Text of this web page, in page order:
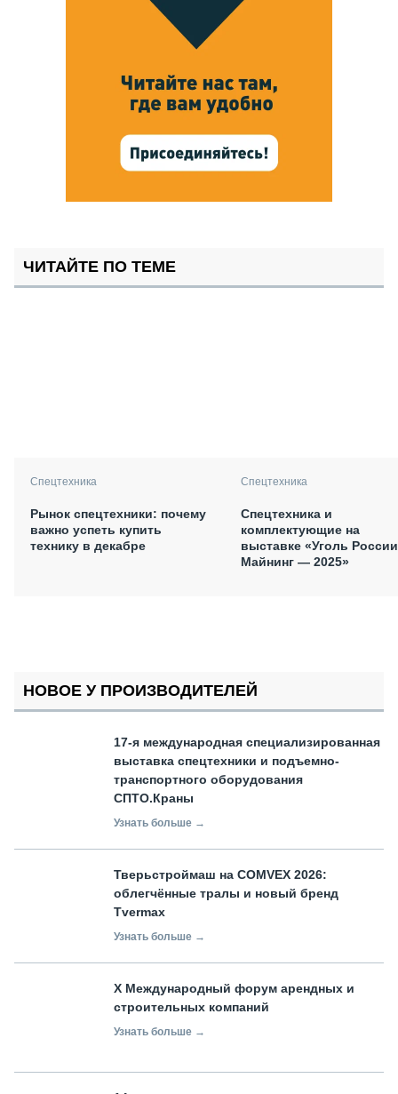
ЧИТАЙТЕ ПО ТЕМЕ
Спецтехника
Рынок спецтехники: почему
важно успеть купить
технику в декабре
Спецтехника
Спецтехника и
комплектующие на
выставке «Уголь
Майнинг — 2025»
НОВОЕ У ПРОИЗВОДИТЕЛЕЙ
17-я международная специализированная
выставка спецтехники и подъемно-
транспортного оборудования
СПТО.Краны
Узнать больше →
Тверьстроймаш на COMVEX 2026:
облегчённые тралы и новый бренд
Tvermax
Узнать больше →
X Международный форум арендных и
строительных компаний
Узнать больше →